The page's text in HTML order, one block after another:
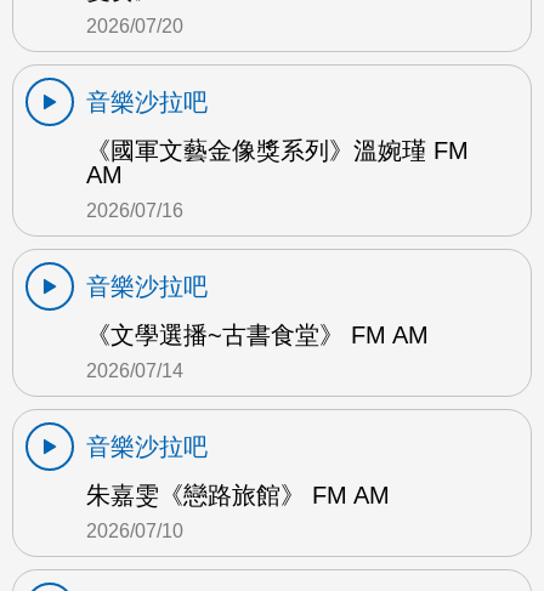
2026/07/20
音樂沙拉吧
《國軍文藝金像獎系列》溫婉瑾 FM
AM
2026/07/16
音樂沙拉吧
《文學選播~古書食堂》 FM AM
2026/07/14
音樂沙拉吧
朱嘉雯《戀路旅館》 FM AM
2026/07/10